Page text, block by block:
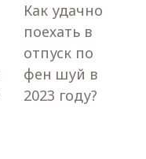
Как удачно
поехать в
отпуск по
фен шуй в
2023 году?